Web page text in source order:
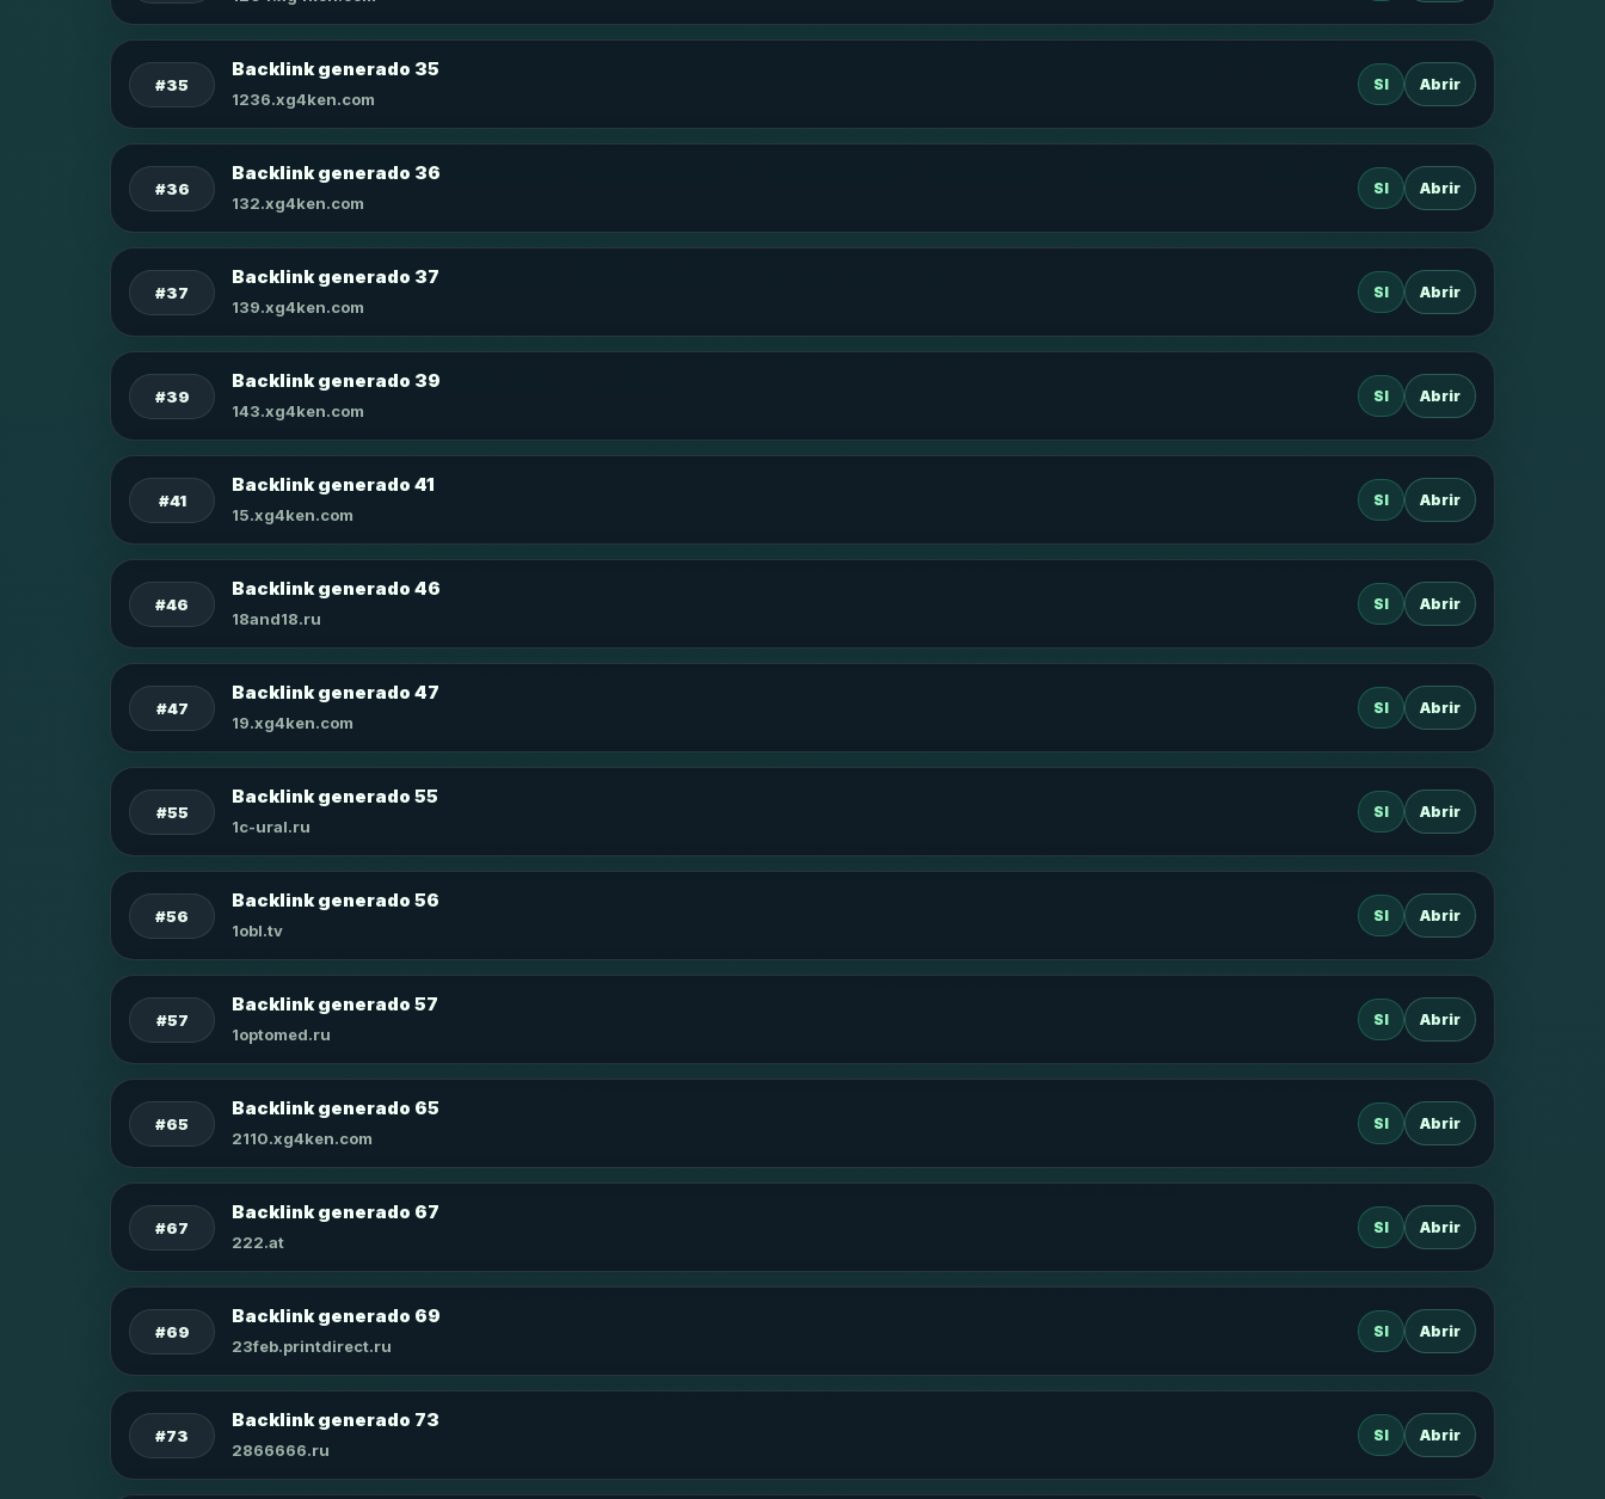
#35
Backlink generado 35
1236.xg4ken.com
SI Abrir
#36
Backlink generado 36
132.xg4ken.com
SI Abrir
#37
Backlink generado 37
139.xg4ken.com
SI Abrir
#39
Backlink generado 39
143.xg4ken.com
SI Abrir
#41
Backlink generado 41
15.xg4ken.com
SI Abrir
#46
Backlink generado 46
18and18.ru
SI Abrir
#47
Backlink generado 47
19.xg4ken.com
SI Abrir
#55
Backlink generado 55
1c-ural.ru
SI Abrir
#56
Backlink generado 56
1obl.tv
SI Abrir
#57
Backlink generado 57
1optomed.ru
SI Abrir
#65
Backlink generado 65
2110.xg4ken.com
SI Abrir
#67
Backlink generado 67
222.at
SI Abrir
#69
Backlink generado 69
23feb.printdirect.ru
SI Abrir
#73
Backlink generado 73
2866666.ru
SI Abrir